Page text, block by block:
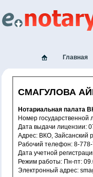
Главная
СМАГУЛОВА
Нотариальная палата
Адрес: ВКО,
Рабочий
Режим